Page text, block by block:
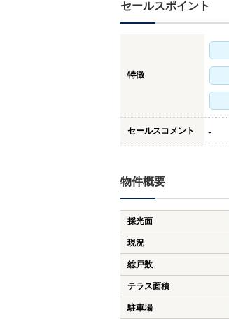
セールスポイント
特徴
セールスコメント -
物件概要
採光面
現況
総戸数
テラス面積
駐車場